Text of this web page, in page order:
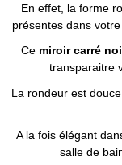
En effet, la forme
présentes dans
Ce miroir carré
transparaitre
La rondeur est
A la fois élégant
salle de